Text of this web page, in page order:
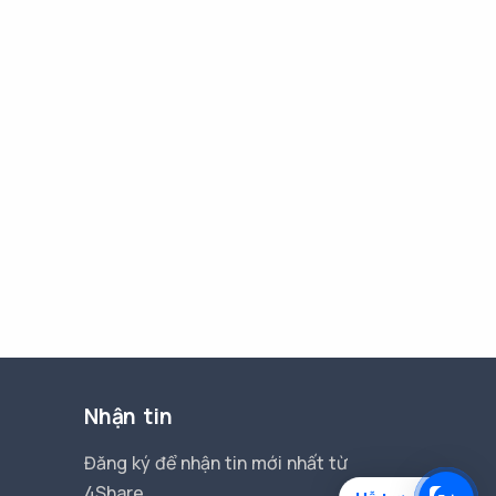
Nhận tin
Đăng ký để nhận tin mới nhất từ